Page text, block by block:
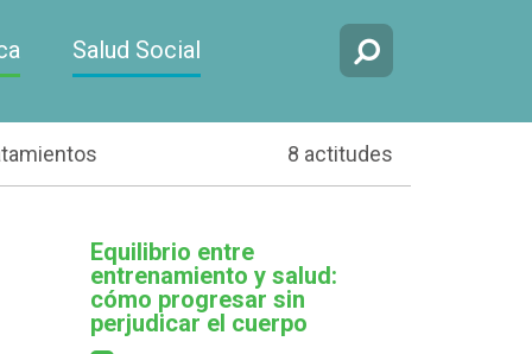
Salud Social
8 actitudes
Equilibrio entre
entrenamiento y salud:
cómo progresar sin
perjudicar el cuerpo